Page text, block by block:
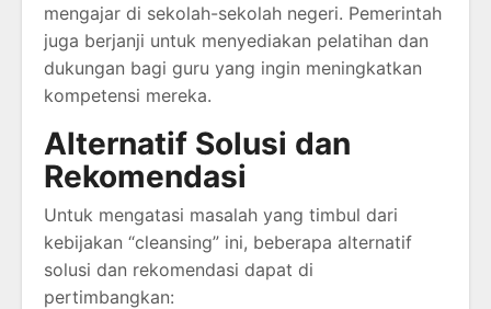
mengajar di sekolah-sekolah negeri. Pemerintah
juga berjanji untuk menyediakan pelatihan dan
dukungan bagi guru yang ingin meningkatkan
kompetensi mereka.
Alternatif Solusi dan
Rekomendasi
Untuk mengatasi masalah yang timbul dari
kebijakan “cleansing” ini, beberapa alternatif
solusi dan rekomendasi dapat di
pertimbangkan: